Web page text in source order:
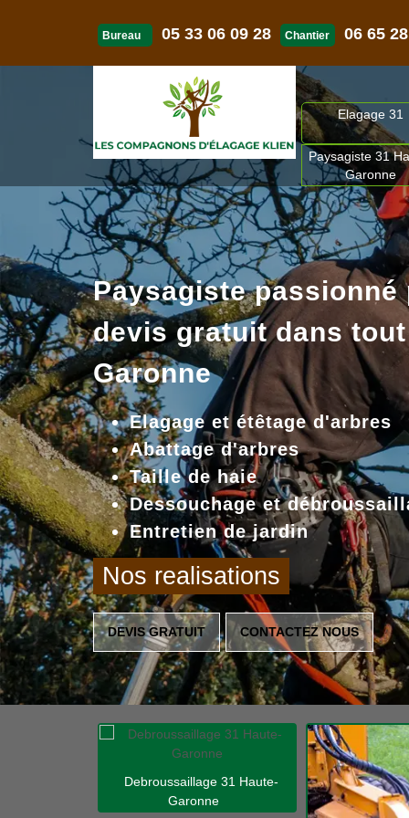
Bureau 05 33 06 09 28 Chantier 06 65
Elagage 31
Paysagiste 31
Garonne
Paysagiste passionné
devis gratuit dans
Garonne
Elagage et étêtage d'arbres
Abattage d'arbres
Taille de haie
Dessouchage et
Entretien de jardin
Nos realisations
DEVIS GRATUIT CONTACTEZ NOUS
Debroussaillage 31 Haute-
Garonne